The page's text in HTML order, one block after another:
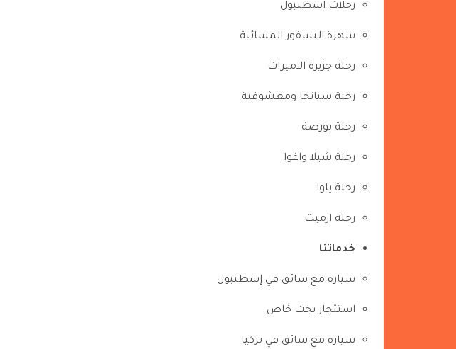
رحلات اسطنبول
سهرة البسفور المسائية
رحلة جزيرة الاميرات
رحلة سبانجا ومعشوقية
رحلة بورصة
رحلة شيلا واغوا
رحلة يلوا
رحلة ازميت
خدماتنا
سيارة مع سائق في إسطنبول
استئجار يخت خاص
سيارة مع سائق في تركيا